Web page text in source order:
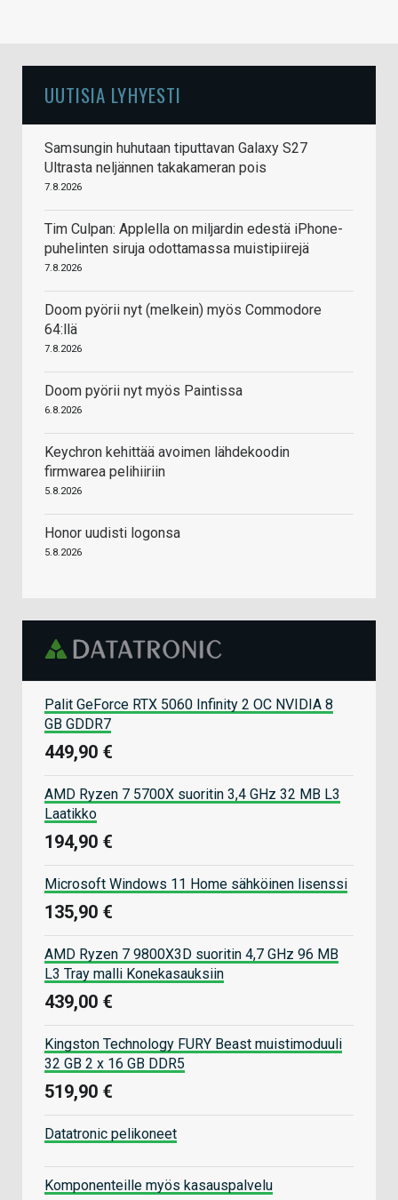
UUTISIA LYHYESTI
Samsungin huhutaan tiputtavan Galaxy S27
Ultrasta neljännen takakameran pois
7.8.2026
Tim Culpan: Applella on miljardin edestä iPhone-
puhelinten siruja odottamassa muistipiirejä
7.8.2026
Doom pyörii nyt (melkein) myös Commodore
64:llä
7.8.2026
Doom pyörii nyt myös Paintissa
6.8.2026
Keychron kehittää avoimen lähdekoodin
firmwarea pelihiiriin
5.8.2026
Honor uudisti logonsa
5.8.2026
Palit GeForce RTX 5060 Infinity 2 OC NVIDIA 8
GB GDDR7
449,90 €
AMD Ryzen 7 5700X suoritin 3,4 GHz 32 MB L3
Laatikko
194,90 €
Microsoft Windows 11 Home sähköinen lisenssi
135,90 €
AMD Ryzen 7 9800X3D suoritin 4,7 GHz 96 MB
L3 Tray malli Konekasauksiin
439,00 €
Kingston Technology FURY Beast muistimoduuli
32 GB 2 x 16 GB DDR5
519,90 €
Datatronic pelikoneet
Komponenteille myös kasauspalvelu